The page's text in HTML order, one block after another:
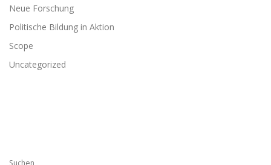
Neue Forschung
Politische Bildung in Aktion
Scope
Uncategorized
Suchen